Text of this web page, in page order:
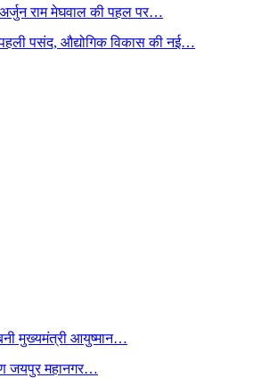
अर्जुन राम मेघवाल की पहल पर…
पसंद, औद्योगिक विकास की नई…
मुख्यमंत्री आयुष्मान…
जयपुर महानगर…